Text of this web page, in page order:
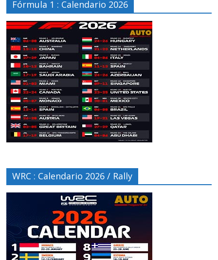
Fórmula 1 : Calendario 2026
WRC : Calendario 2026 / Rally